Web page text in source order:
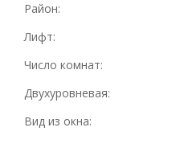
Район:
Лифт:
Число комнат:
Двухуровневая:
Вид из окна: